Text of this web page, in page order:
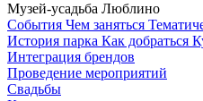
Музей-усадьба Люблино
Cобытия Чем заняться
История парка Как добраться
Интеграция брендов
Проведение мероприятий
Свадьбы